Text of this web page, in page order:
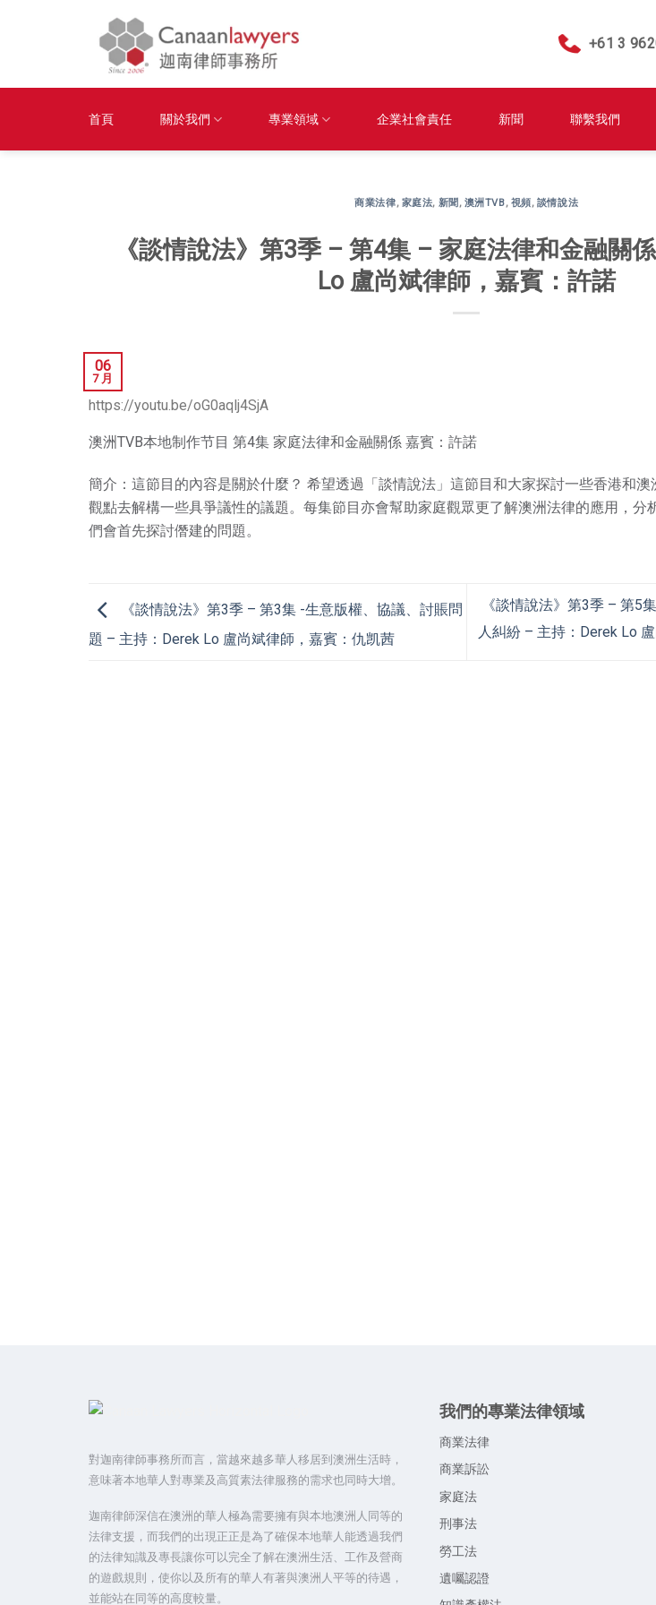
+61 3
首頁 關於我們 專業領域 企業社會責任 新聞 聯繫我們
商業法律, 家庭法, 新聞 , 澳洲TVB, 視頻, 談情說法
《談情說法》第3季 – 第4集 – 家庭法律和金融關
Lo 盧尚斌律師，嘉賓：許諾
06
7 月
https://youtu.be/oG0aqlj4SjA
澳洲TVB本地制作节目 第4集 家庭法律和金融關係 嘉賓：許諾
簡介：這節目的內容是關於什麼？ 希望透過「談情說法」這節目和大家探討一些香港和
觀點去解構一些具爭議性的議題。每集節目亦會幫助家庭觀眾更了解澳洲法律的應用，分
們會首先探討僭建的問題。
《談情說法》第3季 – 第3集 -生意版權、協議、討賬問
題 – 主持：Derek Lo 盧尚斌律師，嘉賓：仇凯茜
《談情說法》第3季 – 第5
人糾紛 – 主持：Derek Lo
對迦南律師事務所而言，當越來越多華人移居到澳洲生活時，
意味著本地華人對專業及高質素法律服務的需求也同時大增。
迦南律師深信在澳洲的華人極為需要擁有與本地澳洲人同等的
法律支援，而我們的出現正正是為了確保本地華人能透過我們
的法律知識及專長讓你可以完全了解在澳洲生活、工作及營商
的遊戲規則，使你以及所有的華人有著與澳洲人平等的待遇，
並能站在同等的高度較量。
我們的專業法律領域
商業法律
商業訴訟
家庭法
刑事法
勞工法
遺囑認證